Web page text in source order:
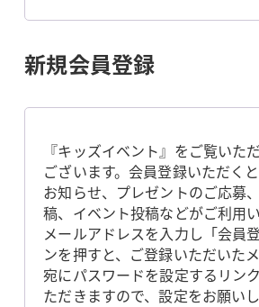
新規会員登録
『キッズイベント』をご覧いた
ございます。会員登録いただく
お知らせ、プレゼントのご応募
稿、イベント投稿などがご利用い
メールアドレスを入力し「会員
ンを押すと、ご登録いただいた
宛にパスワードを設定するリン
ただきますので、設定をお願いし